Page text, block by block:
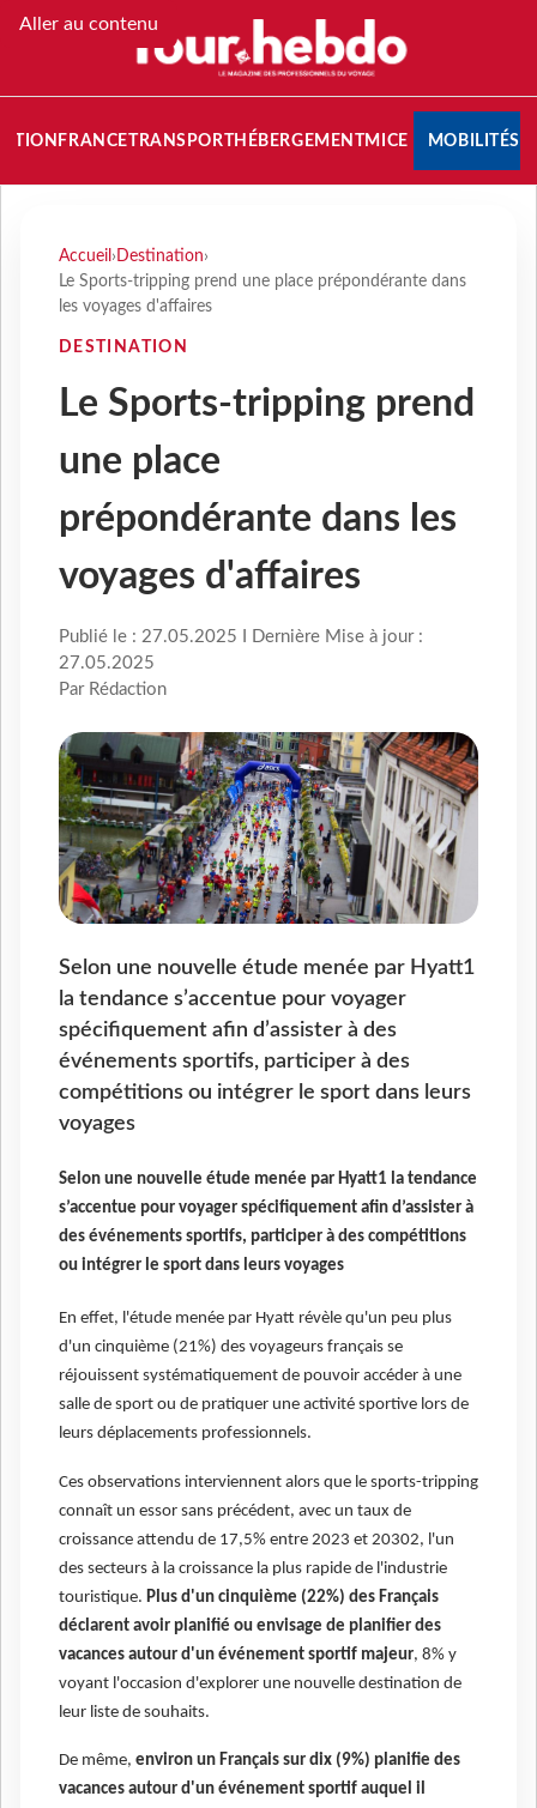
Aller au contenu
FRANCETRANSPORT HÉBERGEMENTMICE MOBILITÉS
Accueil › Destination›
Le Sports-tripping prend une place prépondérante dans
les voyages d'affaires
DESTINATION
Le Sports-tripping prend
une place
prépondérante dans les
voyages d'affaires
Publié le : 27.05.2025 I Dernière Mise à jour :
27.05.2025
Par Rédaction
Selon une nouvelle étude menée par Hyatt1
la tendance s’accentue pour voyager
spécifiquement afin d’assister à des
événements sportifs, participer à des
compétitions ou intégrer le sport dans leurs
voyages
Selon une nouvelle étude menée par Hyatt1 la tendance
s’accentue pour voyager spécifiquement afin d’assister à
des événements sportifs, participer à des compétitions
ou intégrer le sport dans leurs voyages
En effet, l'étude menée par Hyatt révèle qu'un peu plus
d'un cinquième (21%) des voyageurs français se
réjouissent systématiquement de pouvoir accéder à une
salle de sport ou de pratiquer une activité sportive lors de
leurs déplacements professionnels.
Ces observations interviennent alors que le sports-tripping
connaît un essor sans précédent, avec un taux de
croissance attendu de 17,5% entre 2023 et 20302, l'un
des secteurs à la croissance la plus rapide de l'industrie
touristique. Plus d'un cinquième (22%) des Français
déclarent avoir planifié ou envisage de planifier des
vacances autour d'un événement sportif majeur, 8% y
voyant l'occasion d'explorer une nouvelle destination de
leur liste de souhaits.
De même, environ un Français sur dix (9%) planifie des
vacances autour d'un événement sportif auquel il